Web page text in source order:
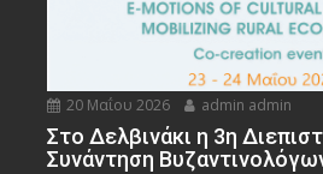
20 Μαΐου 2026 admin admin
Στο Δελβινάκι η 3η
Συνάντηση